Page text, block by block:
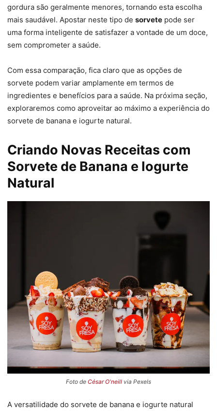
gordura são geralmente menores, tornando esta escolha
mais saudável. Apostar neste tipo de sorvete pode ser
uma forma inteligente de satisfazer a vontade de um doce,
sem comprometer a saúde.
Com essa comparação, fica claro que as opções de
sorvete podem variar amplamente em termos de
ingredientes e benefícios para a saúde. Na próxima seção,
exploraremos como aproveitar ao máximo a experiência do
sorvete de banana e iogurte natural.
Criando Novas Receitas com
Sorvete de Banana e Iogurte
Natural
Foto de César O'neill via Pexels
A versatilidade do sorvete de banana e iogurte natural